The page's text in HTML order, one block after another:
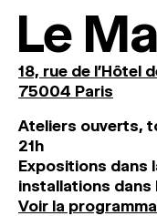
Le
18, rue de l'Hôtel
75004 Paris
Ateliers ouverts,
21h
Expositions dans
installations dans
Voir la